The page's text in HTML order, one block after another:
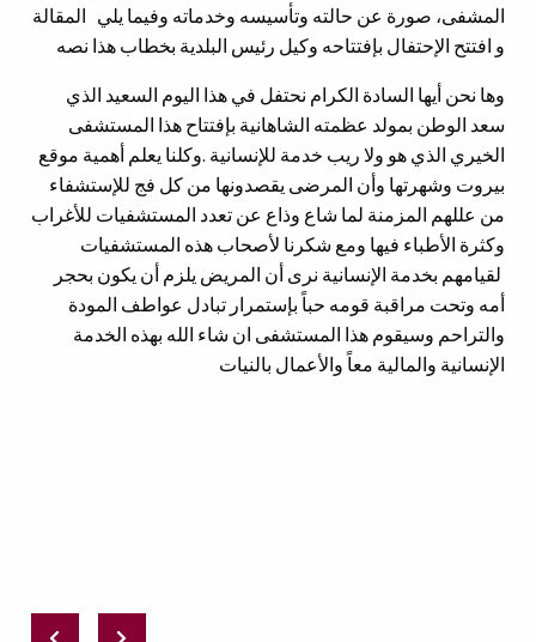
المشفى، صورة عن حالته وتأسيسه وخدماته وفيما يلي المقالة
و افتتح الإحتفال بإفتتاحه وكيل رئيس البلدية بخطاب هذا نصه
وها نحن أيها السادة الكرام نحتفل في هذا اليوم السعيد الذي
سعد الوطن بمولد عظمته الشاهانية بإفتتاح هذا المستشفى
الخيري الذي هو ولا ريب خدمة للإنسانية .وكلنا يعلم أهمية موقع
بيروت وشهرتها وأن المرضى يقصدونها من كل فج للإستشفاء
من عللهم المزمنة لما شاع وذاع عن تعدد المستشفيات للأغراب
وكثرة الأطباء فيها ومع شكرنا لأصحاب هذه المستشفيات
لقيامهم بخدمة الإنسانية نرى أن المريض يلزم أن يكون بحجر
أمه وتحت مراقبة قومه حباً بإستمرار تبادل عواطف المودة
والتراحم وسيقوم هذا المستشفى ان شاء الله بهذه الخدمة
الإنسانية والمالية معاً والأعمال بالنيات